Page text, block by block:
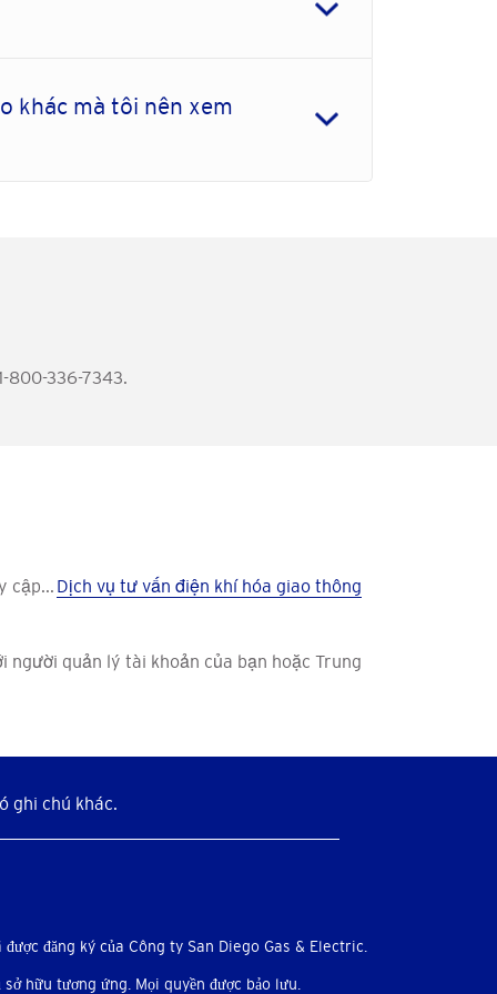
khác mà tôi nên xem
800-336-7343.
cập... Dịch vụ tư vấn điện khí hóa giao thông
người quản lý tài khoản của bạn hoặc Trung
ghi chú khác.
đăng ký của Công ty San Diego Gas & Electric.
hữu tương ứng. Mọi quyền được bảo lưu.